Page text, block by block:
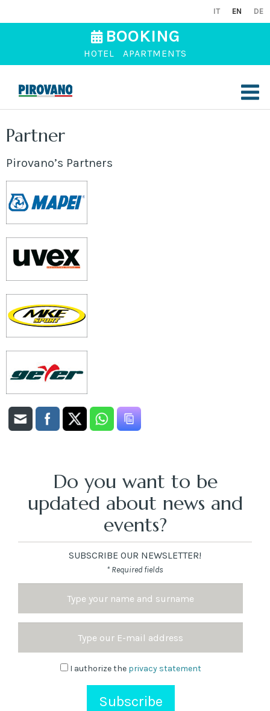
IT EN DE
BOOKING
HOTEL APARTMENTS
Partner
Pirovano’s Partners
Do you want to be
updated about news and
events?
SUBSCRIBE OUR NEWSLETTER!
* Required fields
and
Address
Newsletter
I authorize the privacy statement